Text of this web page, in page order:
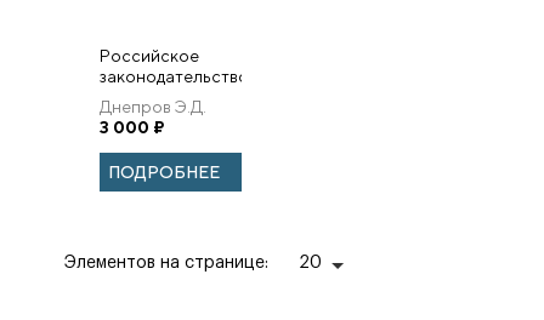
Российское
законодательство
об образовании
XIX — начала XX
века:
Российское
законодательство
Днепров Э.Д.
3 000 ₽
ПОДРОБНЕЕ
Элементов на странице: 20